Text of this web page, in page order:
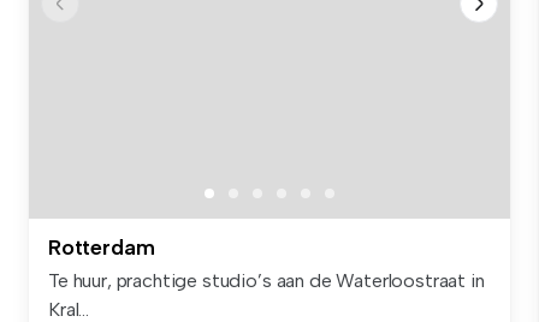
Rotterdam
Te huur, prachtige studio’s aan de Waterloostraat in
Kral...